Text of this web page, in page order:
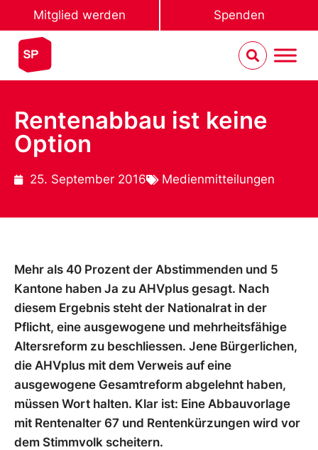
Mitglied werden Spenden
Rentenabbau ist keine
Option
25. September 2016 Medienmitteilungen
Mehr als 40 Prozent der Abstimmenden und 5
Kantone haben Ja zu AHVplus gesagt. Nach
diesem Ergebnis steht der Nationalrat in der
Pflicht, eine ausgewogene und mehrheitsfähige
Altersreform zu beschliessen. Jene Bürgerlichen,
die AHVplus mit dem Verweis auf eine
ausgewogene Gesamtreform abgelehnt haben,
müssen Wort halten. Klar ist: Eine Abbauvorlage
mit Rentenalter 67 und Rentenkürzungen wird vor
dem Stimmvolk scheitern.